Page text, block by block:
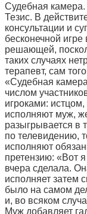
Судебная
Тезис. В
консультации и
бесконечной
решающей,
таких случаях
терапевт, сам
«Судебная
числом
игроками:
исполняют муж,
разыгрывается в
по телевидению,
исполняют
претензию: «Вот
вчера сделала.
исполняет затем
было на самом
и, во всяком
Муж добавляет